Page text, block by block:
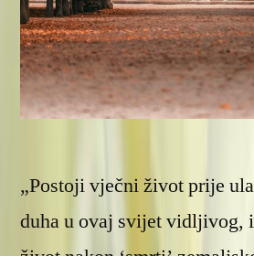
„Postoji vječni život prije
duha u ovaj svijet vidljivog,